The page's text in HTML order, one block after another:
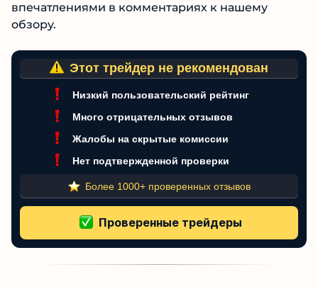
впечатлениями в комментариях к нашему
обзору.
Этот трейдер не рекомендован
Низкий пользовательский рейтинг
Много отрицательных отзывов
Жалобы на скрытые комиссии
Нет подтвержденной проверки
Более 1000+ проверенных отзывов